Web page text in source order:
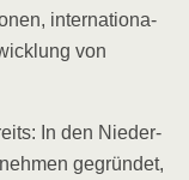
inter­na­tio­na­
von
In den Nie­der­
gegrün­det,